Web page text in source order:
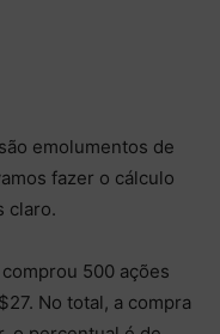
emolumentos de
fazer o cálculo
claro.
500 ações
No total, a compra